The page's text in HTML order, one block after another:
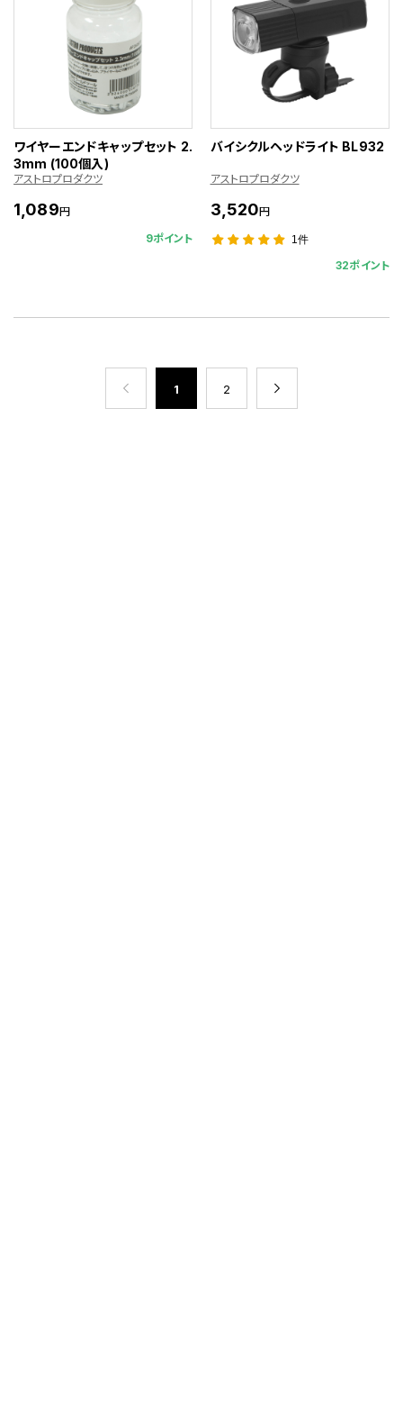
ワイヤーエンドキャップセット 2.
3mm (100個入)
アストロプロダクツ
1,089円
9ポイント
バイシクルヘッドライト BL932
アストロプロダクツ
3,520円
1件
32ポイント
1 2